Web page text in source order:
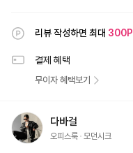
리뷰 작성하면 최대 300P
결제 혜택
무이자 혜택보기
다바걸
오피스룩 모던시크